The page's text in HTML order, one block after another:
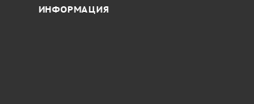
ИНФОРМАЦИЯ